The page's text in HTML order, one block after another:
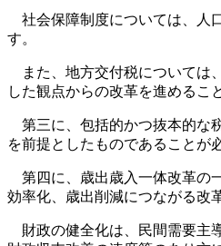
社会保障制度については、人
す。
また、地方交付税については
した観点からの改革を進めるこ
第三に、包括的かつ抜本的な
を前提としたものであることが
第四に、歳出歳入一体改革の
効率化、歳出削減につながる改
財政の健全化は、民間需要主